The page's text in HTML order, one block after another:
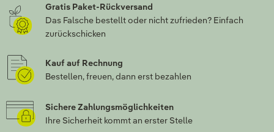
Gratis Paket-Rückversand
Das Falsche bestellt oder nicht zufrieden? Einfach
zurückschicken
Kauf auf Rechnung
Bestellen, freuen, dann erst bezahlen
Sichere Zahlungsmöglichkeiten
Ihre Sicherheit kommt an erster Stelle